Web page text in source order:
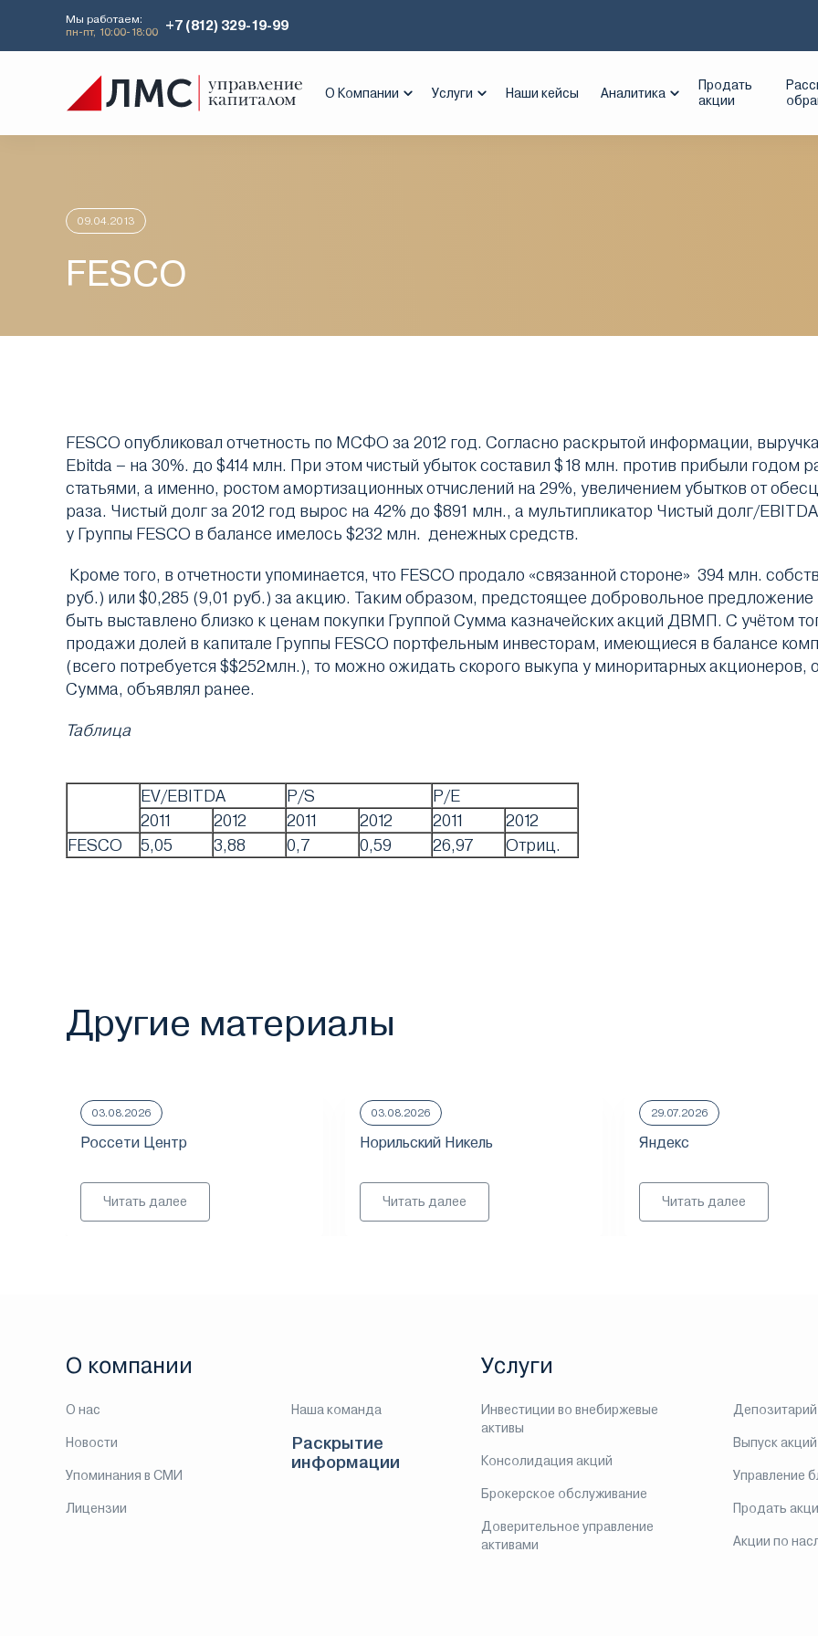
Мы работаем:
пн-пт, 10:00-18:00
+7 (812) 329-19-99
О Компании Услуги Наши кейсы Аналитика
Продать
акции
Главная Аналитика Идеи дня FESCO
09.04.2013
FESCO
FESCO опубликовал отчетность по МСФО за 2012 год. Согласно раскрытой информации,
Ebitda – на 30%. до $414 млн. При этом чистый убыток составил $18 млн. против прибыли годом
статьями, а именно, ростом амортизационных отчислений на 29%, увеличением убытков от
раза. Чистый долг за 2012 год вырос на 42% до $891 млн., а мультипликатор Чистый долг/
у Группы FESCO в балансе имелось $232 млн. денежных средств.
Кроме того, в отчетности упоминается, что FESCO продало «связанной стороне» 394 млн.
руб.) или $0,285 (9,01 руб.) за акцию. Таким образом, предстоящее добровольное
быть выставлено близко к ценам покупки Группой Сумма казначейских акций ДВМП. С учётом
продажи долей в капитале Группы FESCO портфельным инвесторам, имеющиеся в балансе
(всего потребуется $$252млн.), то можно ожидать скорого выкупа у миноритарных
Сумма, объявлял ранее.
Таблица
EV/EBITDA P/S
P/E
2011
2012 2011 2012 2011
2012
FESCO
5,05 3,88 0,7 0,59 26,97 Отриц.
Другие материалы
03.08.2026
Россети Центр
Читать далее
03.08.2026
Норильский Никель
Читать далее
29.07.2026
Яндекс
Читать далее
О компании
О нас
Новости
Упоминания в СМИ
Лицензии
Наша команда
Раскрытие
информации
Услуги
Инвестиции во внебиржевые
активы
Консолидация акций
Брокерское обслуживание
Доверительное управление
активами
Депозитарий
Выпуск акций
Управление
Продать
Акции по